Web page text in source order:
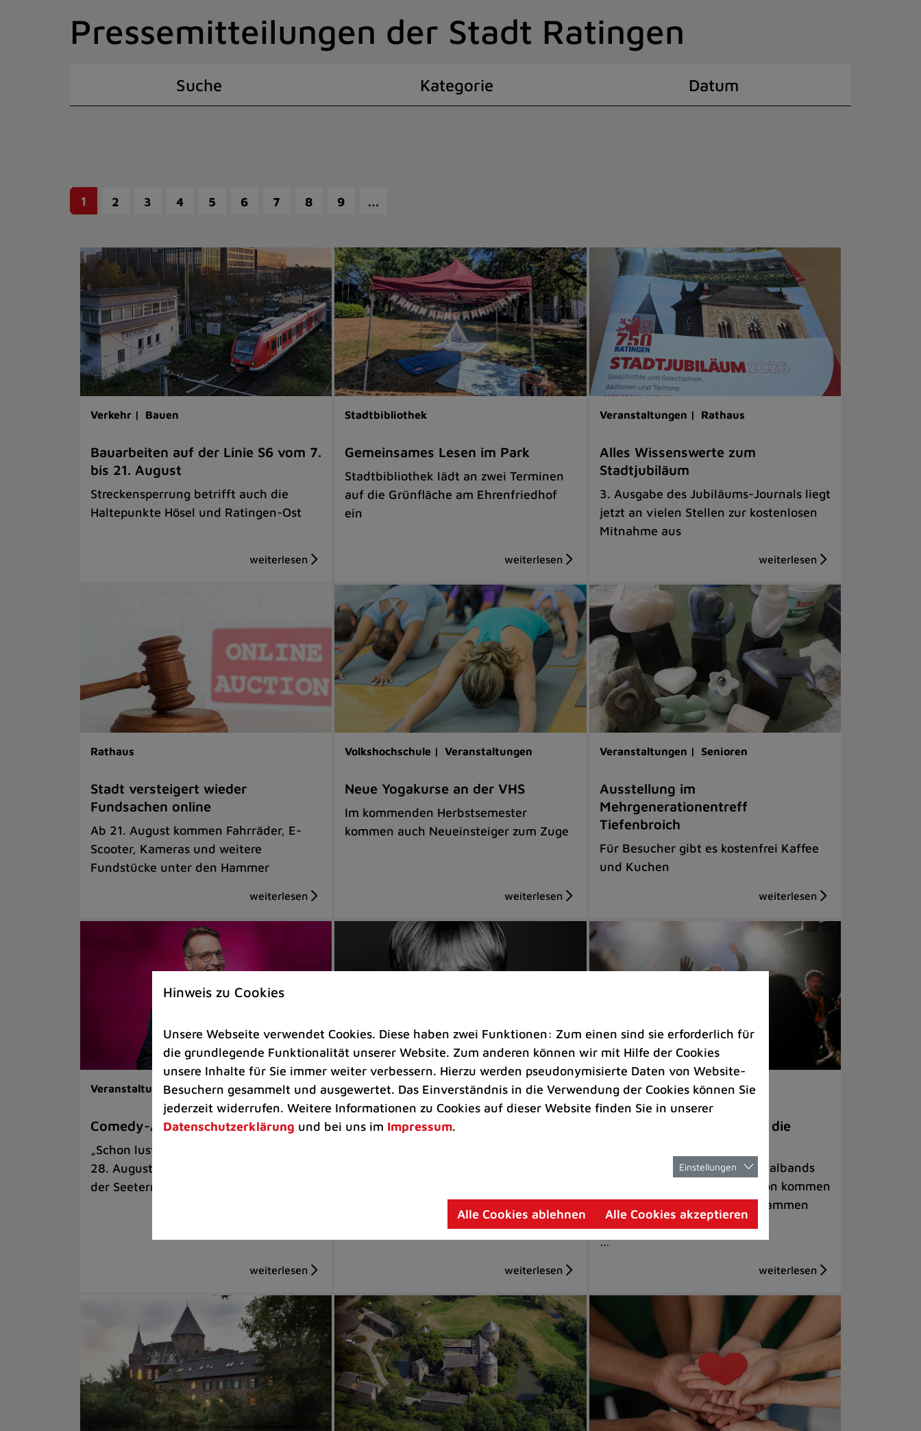
Pressemitteilungen der Stadt Ratingen
Suche Kategorie Datum
1 2 3 4 5 6 7 8 9 …
Verkehr | Bauen
Bauarbeiten auf der Linie S6 vom 7.
bis 21. August
Streckensperrung betrifft auch die
Haltepunkte Hösel und Ratingen-Ost
Stadtbibliothek
Gemeinsames Lesen im Park
Stadtbibliothek lädt an zwei Terminen
auf die Grünfläche am Ehrenfriedhof
ein
Veranstaltungen | Rathaus
Alles Wissenswerte zum
Stadtjubiläum
3. Ausgabe des Jubiläums-Journals liegt
jetzt an vielen Stellen zur kostenlosen
Mitnahme aus
Rathaus
Stadt versteigert wieder
Fundsachen online
Ab 21. August kommen Fahrräder, E-
Scooter, Kameras und weitere
Fundstücke unter den Hammer
Volkshochschule | Veranstaltungen
Neue Yogakurse an der VHS
Im kommenden Herbstsemester
kommen auch Neueinsteiger zum Zuge
Veranstaltungen | Senioren
Ausstellung im
Mehrgenerationentreff
Tiefenbroich
Für Besucher gibt es kostenfrei Kaffee
und Kuchen
Veranstaltungen | Kunst & Kultur
Comedy-Abend mit Benni Stark
„Schon lustig, wenn’s witzig ist!“ am
28. August auf der Sommerbühne an
der Seeterrasse
Veranstaltungen
Kultkicker Ansgar Brinkmann
Veranstaltungen
„Manege Madness“ bringt die
Internationale Rock- und Metalbands
und starke Acts aus der Region kommen
am 17. Oktober in Lintorf zusammen
…
Hinweis zu Cookies
Unsere Webseite verwendet Cookies. Diese haben zwei Funktionen: Zum einen sind sie erforderlich für
die grundlegende Funktionalität unserer Website. Zum anderen können wir mit Hilfe der Cookies
unsere Inhalte für Sie immer weiter verbessern. Hierzu werden pseudonymisierte Daten von Website-
Besuchern gesammelt und ausgewertet. Das Einverständnis in die Verwendung der Cookies können Sie
jederzeit widerrufen. Weitere Informationen zu Cookies auf dieser Website finden Sie in unserer
Datenschutzerklärung und bei uns im Impressum.
Einstellungen
Alle Cookies ablehnen Alle Cookies akzeptieren